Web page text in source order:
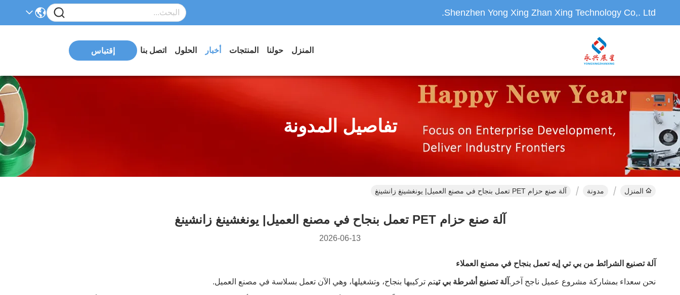
Shenzhen Yong Xing Zhan Xing Technology Co,. Ltd.
المنزل حولنا المنتجات أخبار الحلول اتصل بنا إقتباس
تفاصيل المدونة
المنزل مدونة آلة صنع حزام PET تعمل بنجاح في مصنع العميل| يونغشينغ زانشينغ
آلة صنع حزام PET تعمل بنجاح في مصنع العميل| يونغشينغ زانشينغ
2026-06-13
آلة تصنيع الشرائط من بي تي إيه تعمل بنجاح في مصنع العملاء
نحن سعداء بمشاركة مشروع عميل ناجح آخر. آلة تصنيع أشرطة بي تيتم تركيبها بنجاح، وتشغيلها، وهي الآن تعمل بسلاسة في مصنع العميل.